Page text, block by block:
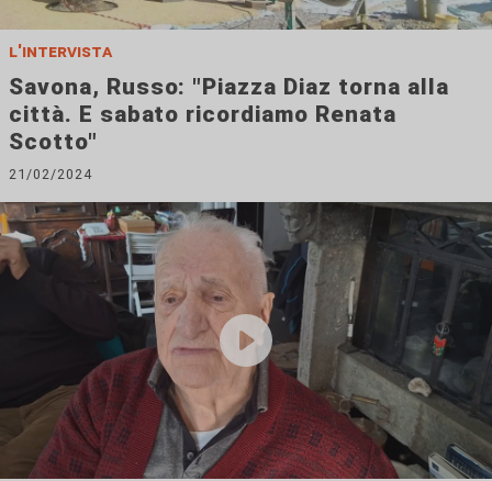
l'intervista
Savona, Russo: "Piazza Diaz torna alla
città. E sabato ricordiamo Renata
Scotto"
21/02/2024